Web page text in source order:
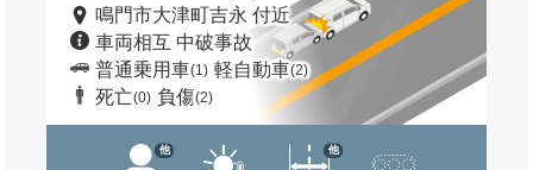
鳴門市大津町吉永 付近
車両相互 中破事故
普通乗用車(1) 軽自動車(2)
死亡(0) 負傷(2)
他 他